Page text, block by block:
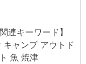
ャンプ アウトド
魚 焼津